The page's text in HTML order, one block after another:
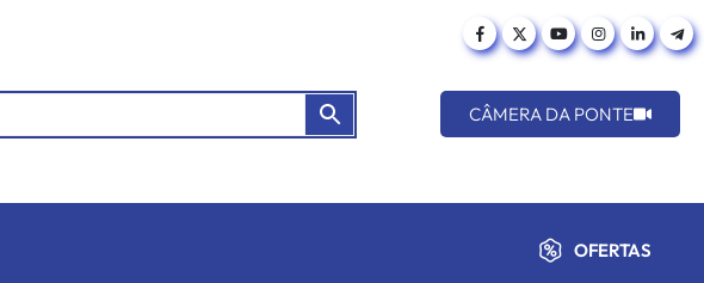
CÂMERA DA PONTE
OFERTAS